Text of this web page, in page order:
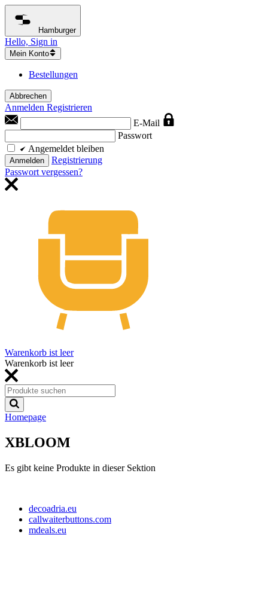
Hamburger
Hello, Sign in
Mein Konto
Bestellungen
Abbrechen
Anmelden Registrieren
E-Mail
Passwort
Angemeldet bleiben
Anmelden
Registrierung
Passwort vergessen?
Warenkorb ist leer
Warenkorb ist leer
Homepage
XBLOOM
Es gibt keine Produkte in dieser Sektion
decoadria.eu
callwaiterbuttons.com
mdeals.eu